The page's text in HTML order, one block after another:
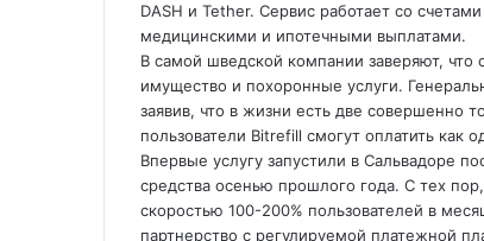
DASH и Tether. Сервис работает со
медицинскими и ипотечными выплатами.
В самой шведской компании заверяют, что
имущество и похоронные услуги.
заявив, что в жизни есть две совершенно
пользователи Bitrefill смогут оплатить как
Впервые услугу запустили в Сальвадоре
средства осенью прошлого года. С тех
скоростью 100-200% пользователей в
партнерство с регулируемой платежной